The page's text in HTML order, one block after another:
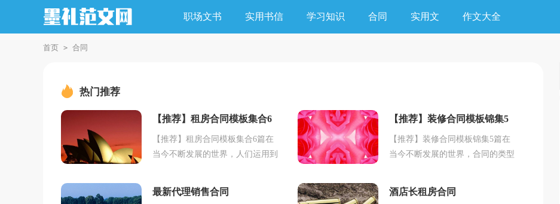
职场文书 实用书信 学习知识 合同 实用文 作文大全
首页 > 合同
热门推荐
【推荐】租房合同模板集合6
篇
【推荐】租房合同模板集合6篇在
当今不断发展的世界，人们运用到
范。那么正式、规...
【推荐】装修合同模板锦集5
篇
【推荐】装修合同模板锦集5篇在
当今不断发展的世界，合同的类型
法律依据之一。合同有不同的类
型，当然也有不同的...
最新代理销售合同 酒店长租房合同